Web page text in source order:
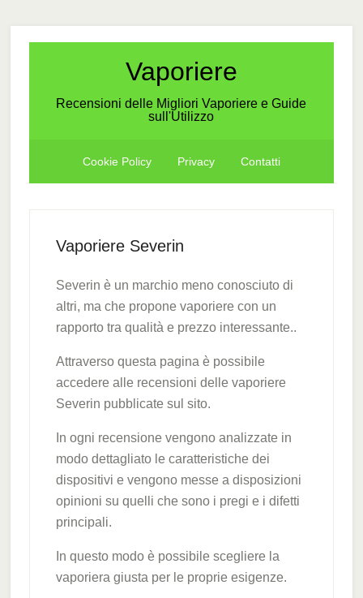
Vaporiere
Recensioni delle Migliori Vaporiere e Guide
sull'Utilizzo
Cookie Policy Privacy Contatti
Vaporiere Severin
Severin è un marchio meno conosciuto di
altri, ma che propone vaporiere con un
rapporto tra qualità e prezzo interessante..
Attraverso questa pagina è possibile
accedere alle recensioni delle vaporiere
Severin pubblicate sul sito.
In ogni recensione vengono analizzate in
modo dettagliato le caratteristiche dei
dispositivi e vengono messe a disposizioni
opinioni su quelli che sono i pregi e i difetti
principali.
In questo modo è possibile scegliere la
vaporiera giusta per le proprie esigenze.